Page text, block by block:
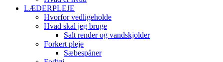
LÆDERPLEJE
Hvorfor vedligeholde
Hvad skal jeg bruge
Salt render og vandskjolder
Forkert pleje
Sæbespåner